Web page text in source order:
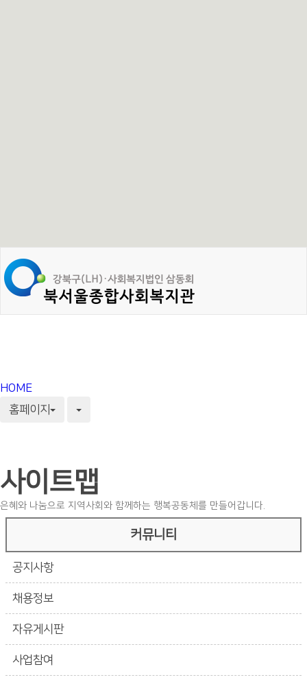
HOME
홈페이지
사이트맵
은혜와 나눔으로 지역사회와 함께하는 행복공동체를 만들어갑니다.
커뮤니티
공지사항
채용정보
자유게시판
사업참여